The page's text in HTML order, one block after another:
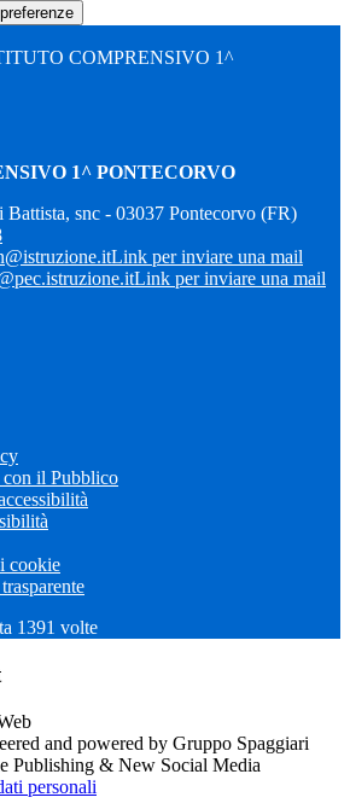
COMPRENSIVO 1^
1^ PONTECORVO
snc - 03037 Pontecorvo (FR)
Link per inviare una mail
Link per inviare una mail
il Pubblico
cookie
1391 volte
and powered by Gruppo Spaggiari
Publishing & New Social Media
personali